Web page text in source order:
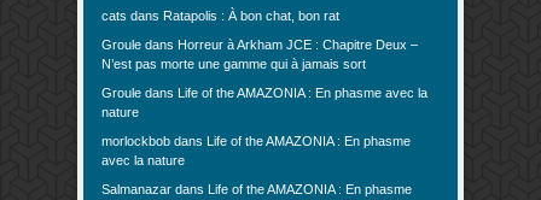
cats dans Ratapolis : À bon chat, bon rat
Groule dans Horreur à Arkham JCE : Chapitre Deux –
N’est pas morte une gamme qui à jamais sort
Groule dans Life of the AMAZONIA : En phasme avec la
nature
morlockbob dans Life of the AMAZONIA : En phasme
avec la nature
Salmanazar dans Life of the AMAZONIA : En phasme